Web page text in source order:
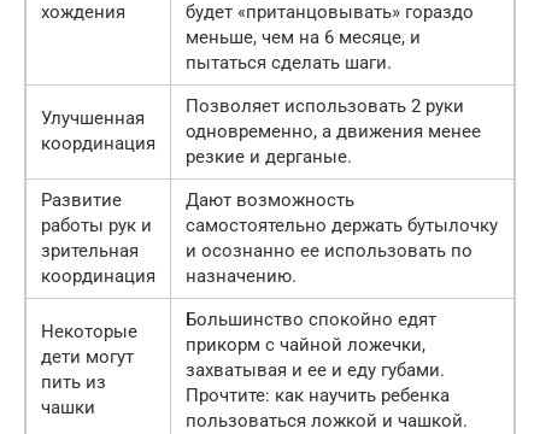
хождения
будет «пританцовывать» гораздо
меньше, чем на 6 месяце, и
пытаться сделать шаги.
Улучшенная
координация
Позволяет использовать 2 руки
одновременно, а движения менее
резкие и дерганые.
Развитие
работы рук и
зрительная
координация
Дают возможность
самостоятельно держать бутылочку
и осознанно ее использовать по
назначению.
Некоторые
дети могут
пить из
чашки
Большинство спокойно едят
прикорм с чайной ложечки,
захватывая и ее и еду губами.
Прочтите: как научить ребенка
пользоваться ложкой и чашкой.